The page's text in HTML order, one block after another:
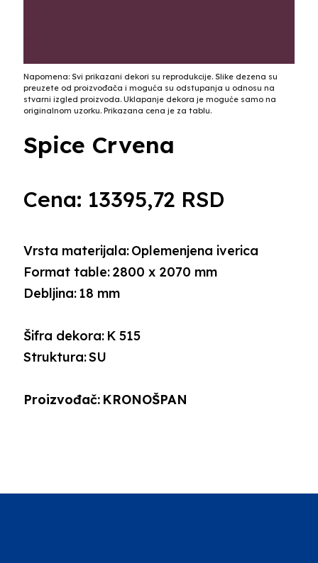
Napomena: Svi prikazani dekori su reprodukcije. Slike dezena su
preuzete od proizvođača i moguća su odstupanja u odnosu na
stvarni izgled proizvoda. Uklapanje dekora je moguće samo na
originalnom uzorku. Prikazana cena je za tablu.
Spice Crvena
Cena: 13395,72 RSD
Debljina:18 mm
Format table:2800 x 2070 mm
Šifra dekora: K 515
Vrsta materijala:Oplemenjena iverica
Struktura:SU
Proizvođač: KRONOŠPAN